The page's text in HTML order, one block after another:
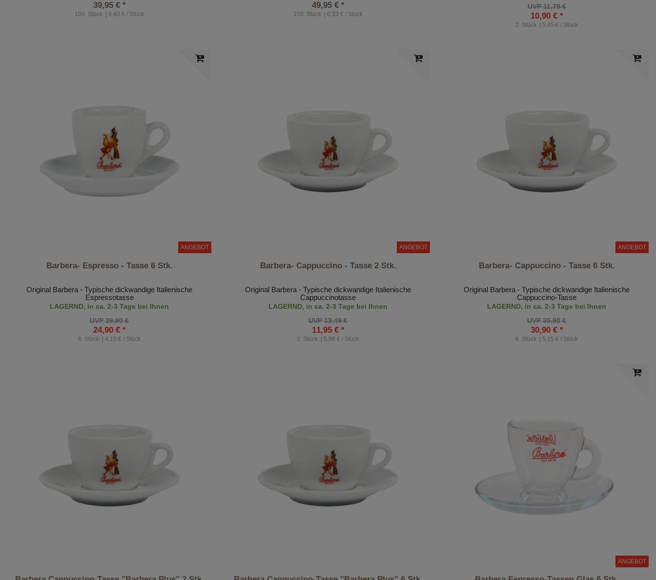
39,95 € *
100 Stück | 0,40 € / Stück
49,95 € *
150 Stück | 0,33 € / Stück
UVP 11,79 €
10,90 € *
2 Stück | 5,45 € / Stück
ANGEBOT
Barbera- Espresso - Tasse 6 Stk.
Original Barbera - Typische dickwandige Italienische
Espressotasse
LAGERND, in ca. 2-3 Tage bei Ihnen
UVP 29,90 €
24,90 € *
6 Stück | 4,15 € / Stück
ANGEBOT
Barbera- Cappuccino - Tasse 2 Stk.
Original Barbera - Typische dickwandige Italienische
Cappuccinotasse
LAGERND, in ca. 2-3 Tage bei Ihnen
UVP 13,49 €
11,95 € *
2 Stück | 5,98 € / Stück
ANGEBOT
Barbera- Cappuccino - Tasse 6 Stk.
Original Barbera - Typische dickwandige Italienische
Cappuccino-Tasse
LAGERND, in ca. 2-3 Tage bei Ihnen
UVP 35,90 €
30,90 € *
6 Stück | 5,15 € / Stück
ANGEBOT